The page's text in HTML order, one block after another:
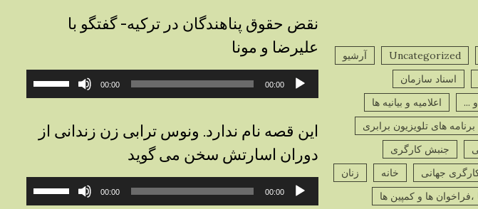
Uncategorized
آرشیو
اسناد سازمان
...
اعلامیه و بیانیه ها
برنامه های تلویزیون برابری
جنبش کارگری
جهانی خانه
زنان
،فراخوان ها و کمپین ها
نقض حقوق پناهندگان در ترکیه- گفتگو با
علیرضا و مونا
پخش‌کننده
صوت
00:00
00:00
بالا
این قصه نام ندارد. ونوس ترابی زن زندانی از
دوران اسارتش سخن می گوید
پخش‌کننده
صوت
00:00
00:00